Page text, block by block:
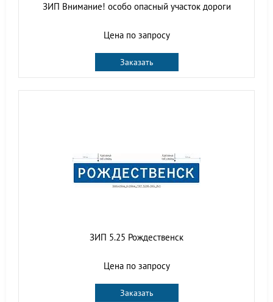
ЗИП Внимание! особо опасный участок дороги
Цена по запросу
Заказать
ЗИП 5.25 Рождественск
Цена по запросу
Заказать